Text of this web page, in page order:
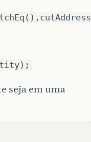
seja em uma